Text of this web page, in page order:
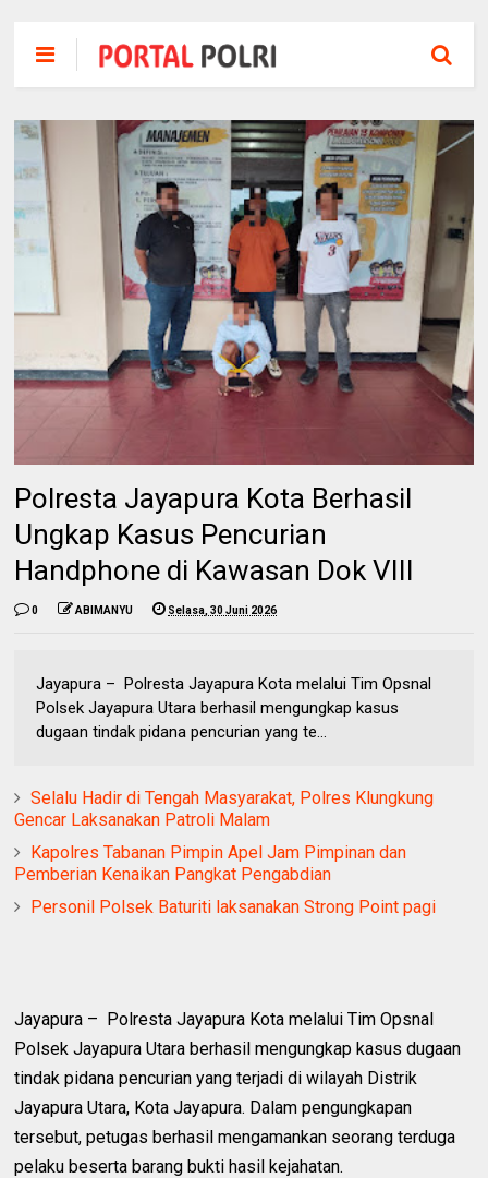
Polresta Jayapura Kota Berhasil
Ungkap Kasus Pencurian
Handphone di Kawasan Dok VIII
0 ABIMANYU Selasa, 30 Juni 2026
Jayapura – Polresta Jayapura Kota melalui Tim Opsnal
Polsek Jayapura Utara berhasil mengungkap kasus
dugaan tindak pidana pencurian yang te...
Selalu Hadir di Tengah Masyarakat, Polres Klungkung
Gencar Laksanakan Patroli Malam
Kapolres Tabanan Pimpin Apel Jam Pimpinan dan
Pemberian Kenaikan Pangkat Pengabdian
Personil Polsek Baturiti laksanakan Strong Point pagi
Jayapura – Polresta Jayapura Kota melalui Tim Opsnal
Polsek Jayapura Utara berhasil mengungkap kasus dugaan
tindak pidana pencurian yang terjadi di wilayah Distrik
Jayapura Utara, Kota Jayapura. Dalam pengungkapan
tersebut, petugas berhasil mengamankan seorang terduga
pelaku beserta barang bukti hasil kejahatan.